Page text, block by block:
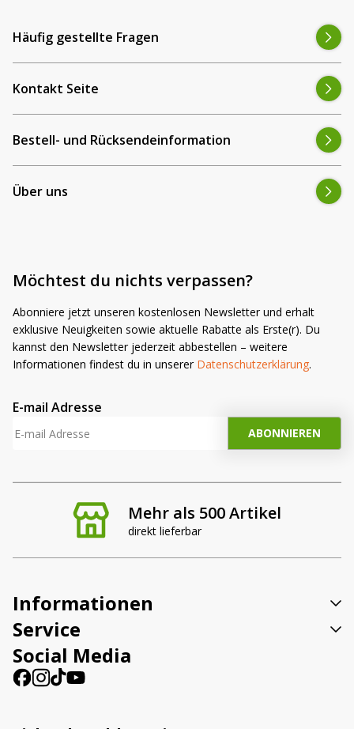
Mehr als 500 Artikel
direkt lieferbar
Häufig gestellte Fragen
Kontakt Seite
Bestell- und Rücksendeinformation
Über uns
Möchtest du nichts verpassen?
Abonniere jetzt unseren kostenlosen Newsletter und erhalt
exklusive Neuigkeiten sowie aktuelle Rabatte als Erste(r). Du
kannst den Newsletter jederzeit abbestellen – weitere
Informationen findest du in unserer Datenschutzerklärung.
E-mail Adresse
Informationen
Service
Social Media